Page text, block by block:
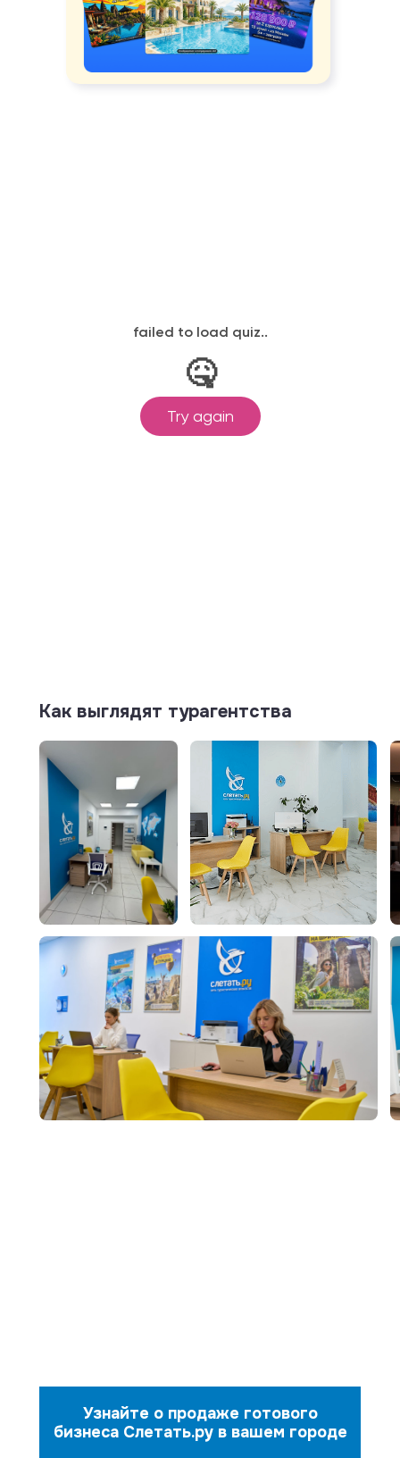
Как выглядят турагентства
Узнайте о продаже готового
бизнеса Слетать.ру в вашем городе